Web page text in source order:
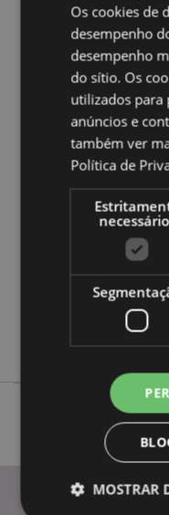
Ampliar informação:
Quer saber mais
a nossaGuia de
Caracteristicas
Informação
Altura
Utensils Length 5-8cm
0.083000
Não
Os cookies de
desempenho
desempenho
do sítio. Os
utilizados para
anúncios e
também ver
Política de
MOSTRAR